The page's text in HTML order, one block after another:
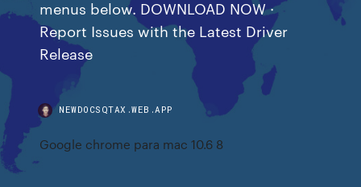
menus below. DOWNLOAD NOW ·
Report Issues with the Latest Driver
Release
NEWDOCSQTAX.WEB.APP
Google chrome para mac 10.6 8